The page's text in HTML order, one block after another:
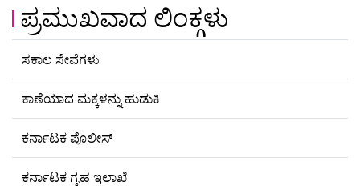
ಪ್ರಮುಖವಾದ ಲಿಂಕ್ಗಳು
ಸಕಾಲ ಸೇವೆಗಳು
ಕಾಣೆಯಾದ ಮಕ್ಕಳನ್ನು ಹುಡುಕಿ
ಕರ್ನಾಟಕ ಪೊಲೀಸ್
ಕರ್ನಾಟಕ ಗೃಹ ಇಲಾಖೆ